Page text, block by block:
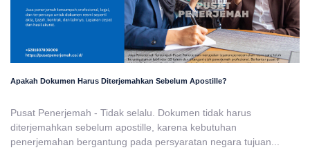
Apakah Dokumen Harus Diterjemahkan Sebelum Apostille?
Pusat Penerjemah - Tidak selalu. Dokumen tidak harus
diterjemahkan sebelum apostille, karena kebutuhan
penerjemahan bergantung pada persyaratan negara tujuan...